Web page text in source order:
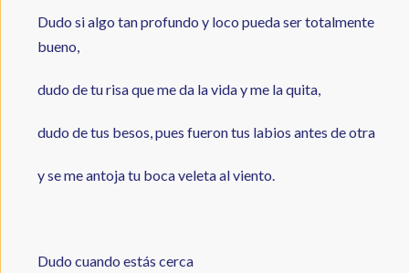
Dudo si algo tan profundo y loco pueda ser totalmente
bueno,
dudo de tu risa que me da la vida y me la quita,
dudo de tus besos, pues fueron tus labios antes de otra
y se me antoja tu boca veleta al viento.
Dudo cuando estás cerca